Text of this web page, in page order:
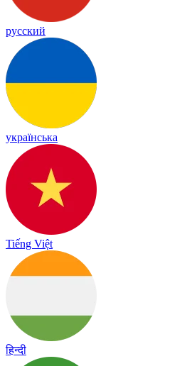
русский
українська
Tiếng Việt
हिन्दी